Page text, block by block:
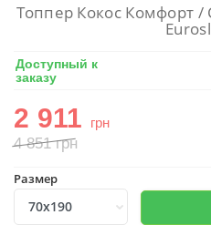
Топпер Кокос Комфорт /
Доступный к
заказу
2 911 грн
4 851грн
Размер